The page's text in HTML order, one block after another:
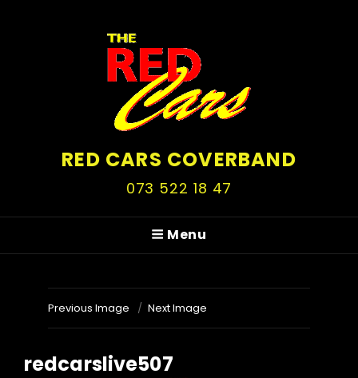
RED CARS COVERBAND
073 522 18 47
Menu
Previous Image Next Image
redcarslive507